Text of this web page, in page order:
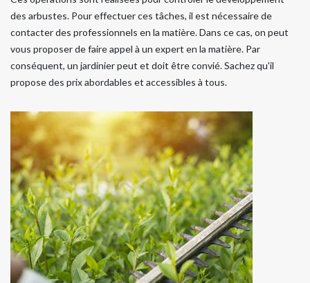
des arbustes. Pour effectuer ces tâches, il est nécessaire de
contacter des professionnels en la matière. Dans ce cas, on peut
vous proposer de faire appel à un expert en la matière. Par
conséquent, un jardinier peut et doit être convié. Sachez qu'il
propose des prix abordables et accessibles à tous.